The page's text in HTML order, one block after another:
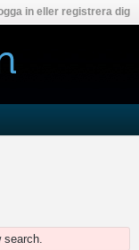
in eller registrera dig
search.